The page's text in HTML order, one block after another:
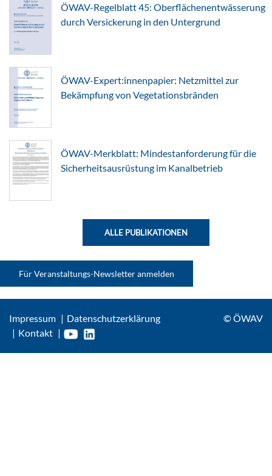
ÖWAV-Regelblatt 45: Oberflächenentwässerung
durch Versickerung in den Untergrund
ÖWAV-Expert:innenpapier: Netzmittel zur
Bekämpfung von Vegetationsbränden
ÖWAV-Merkblatt: Mindestanforderung für die
Sicherheitsausrüstung im Kanalbetrieb
ALLE PUBLIKATIONEN
Für Veranstaltungs-Newsletter anmelden
Impressum
Datenschutzerklärung
Kontakt
© ÖWAV